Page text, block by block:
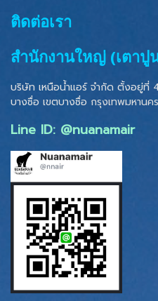
ติดต่อเรา
สำนักงานใหญ่ (เตาปู
บริษัท เหนือน้ำแอร์ จำกัด ตั้งอยู่ที่
บางซื่อ เขตบางซื่อ กรุงเทพมหาน
Line ID: @nuanamair